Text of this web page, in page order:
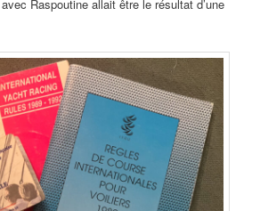
Raspoutine allait être le résultat d’une